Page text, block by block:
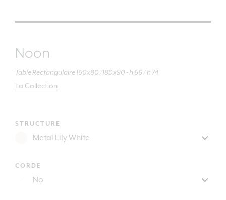
Noon
Table Rectangulaire 160x80 /180x90 - h 66 / h 74
La Collection
STRUCTURE
CORDE